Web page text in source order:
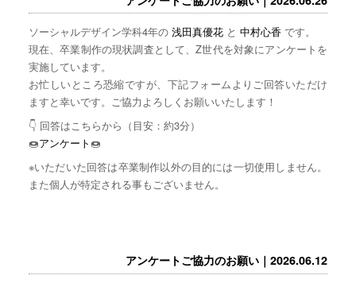
ソーシャルデザイン学科4年の 浅田真優花と 中村心香 です。
現在、卒業制作の現状調査として、Z世代を対象にアンケートを
実施しています。
お忙しいところ恐縮ですが、下記フォームよりご回答いただけ
ますと幸いです。ご協力よろしくお願いいたします！
👇 回答はこちらから（目安：約3分）
🍩アンケート🍩
※いただいた回答は卒業制作以外の目的には一切使用しません。
また個人が特定される事もございません。
アンケートご協力のお願い｜2026.06.12